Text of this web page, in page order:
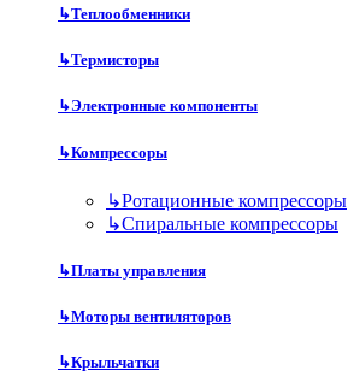
↳Теплообменники
↳Термисторы
↳Электронные компоненты
↳Компрессоры
↳Ротационные компрессоры
↳Спиральные компрессоры
↳Платы управления
↳Моторы вентиляторов
↳Крыльчатки